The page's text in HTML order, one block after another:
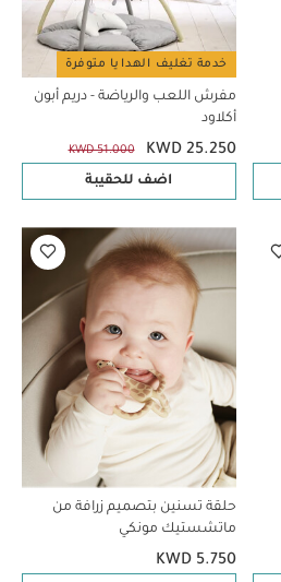
خدمة تغليف الهدايا متوفرة
مفرش اللعب والرياضة - دريم أبون
أكلاود
KWD 25.250
KWD 51.000
اضف للحقيبة
حلقة تسنين بتصميم زرافة من
ماتشستيك مونكي
KWD 5.750